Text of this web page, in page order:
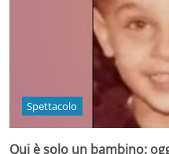
Spettacolo
Qui è solo un bambino: